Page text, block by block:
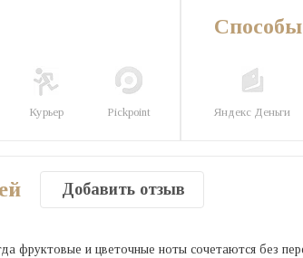
Курьер Pickpoint Яндекс Деньги
Добавить отзыв
фруктовые и цветочные ноты сочетаются без